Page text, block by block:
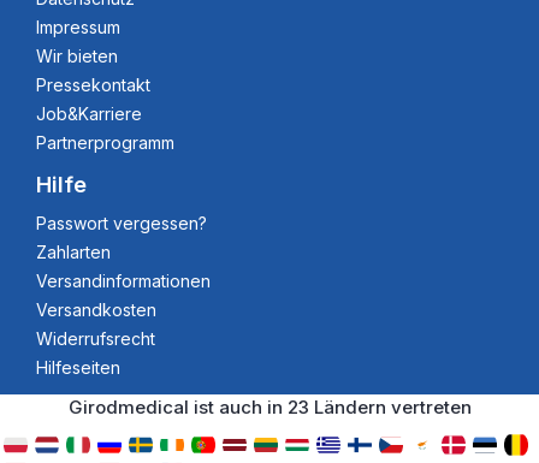
Impressum
Wir bieten
Pressekontakt
Job&Karriere
Partnerprogramm
Hilfe
Passwort vergessen?
Zahlarten
Versandinformationen
Versandkosten
Widerrufsrecht
Hilfeseiten
Girodmedical ist auch in 23 Ländern vertreten